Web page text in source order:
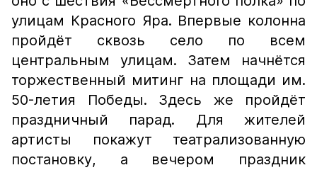
улицам Красного Яра. Впервые колонна
пройдёт сквозь село по всем
центральным улицам. Затем начнётся
торжественный митинг на площади им.
50-летия Победы. Здесь же пройдёт
праздничный парад. Для жителей
артисты покажут театрализованную
постановку, а вечером праздник